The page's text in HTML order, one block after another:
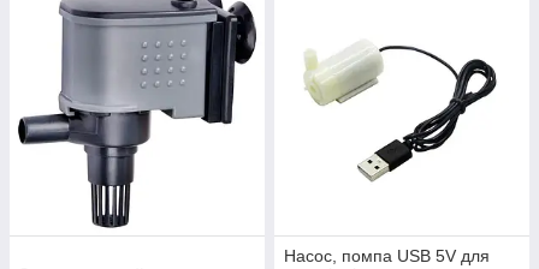
Насос, помпа USB 5V для